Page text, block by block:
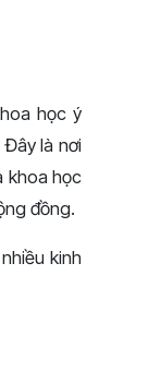
học ý
là nơi
khoa học
đồng.
kinh